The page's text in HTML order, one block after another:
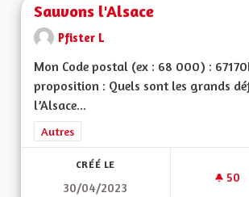
Sauvons l'Alsace
Pfister L
Mon Code postal (ex : 68 000) :
proposition : Quels sont les grands
l’Alsace...
Filtrer les résultats de la catégorie :
Autres
CRÉÉ LE
30/04/2023
50